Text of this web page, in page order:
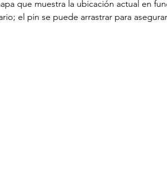
que muestra la ubicación actual en
el pin se puede arrastrar para